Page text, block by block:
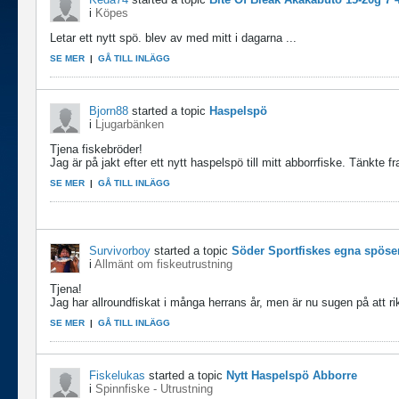
i Köpes
Letar ett nytt spö. blev av med mitt i dagarna ...
SE MER | GÅ TILL INLÄGG
Bjorn88 started a topic Haspelspö
i Ljugarbänken
Tjena fiskebröder!
Jag är på jakt efter ett nytt haspelspö till mitt abborrfiske. Tänkte
SE MER | GÅ TILL INLÄGG
Survivorboy started a topic Söder Sportfiskes egna
i Allmänt om fiskeutrustning
Tjena!
Jag har allroundfiskat i många herrans år, men är nu sugen på att
SE MER GÅ TILL INLÄGG
Fiskelukas started a topic Nytt Haspelspö Abborre
i Spinnfiske - Utrustning